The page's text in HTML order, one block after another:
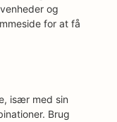
og
for at få
især med sin
Brug